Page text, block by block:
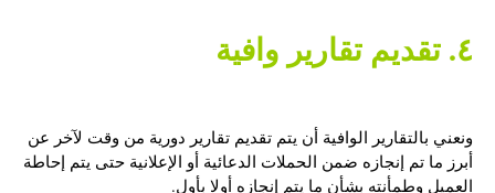
ونعني بالتقارير الوافية أن يتم تقديم تقارير دورية من وقت لآخر عن
أبرز ما تم إنجازه ضمن الحملات الدعائية أو الإعلانية حتى يتم إحاطة
العميل وطمأنته بشأن ما يتم إنجازه أولا بأول.